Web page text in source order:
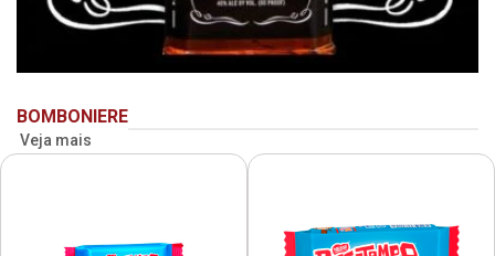
BOMBONIERE
Veja mais